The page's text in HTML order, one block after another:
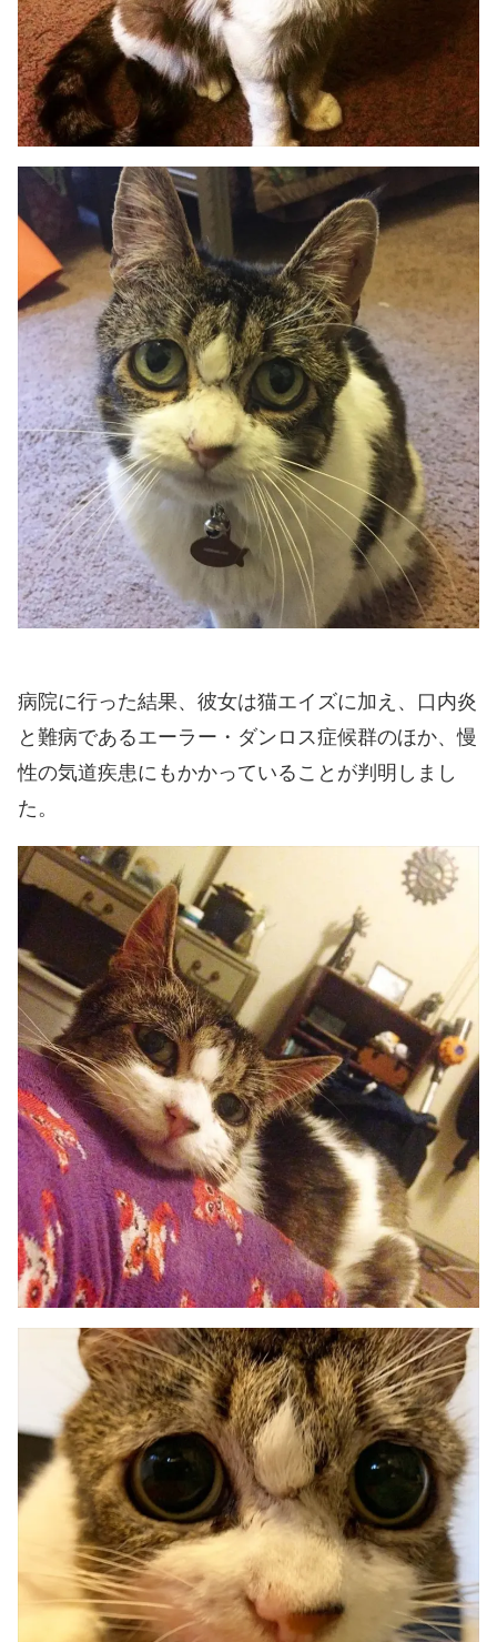
病院に行った結果、彼女は猫エイズに加え、口内炎
と難病であるエーラー・ダンロス症候群のほか、慢
性の気道疾患にもかかっていることが判明しまし
た。